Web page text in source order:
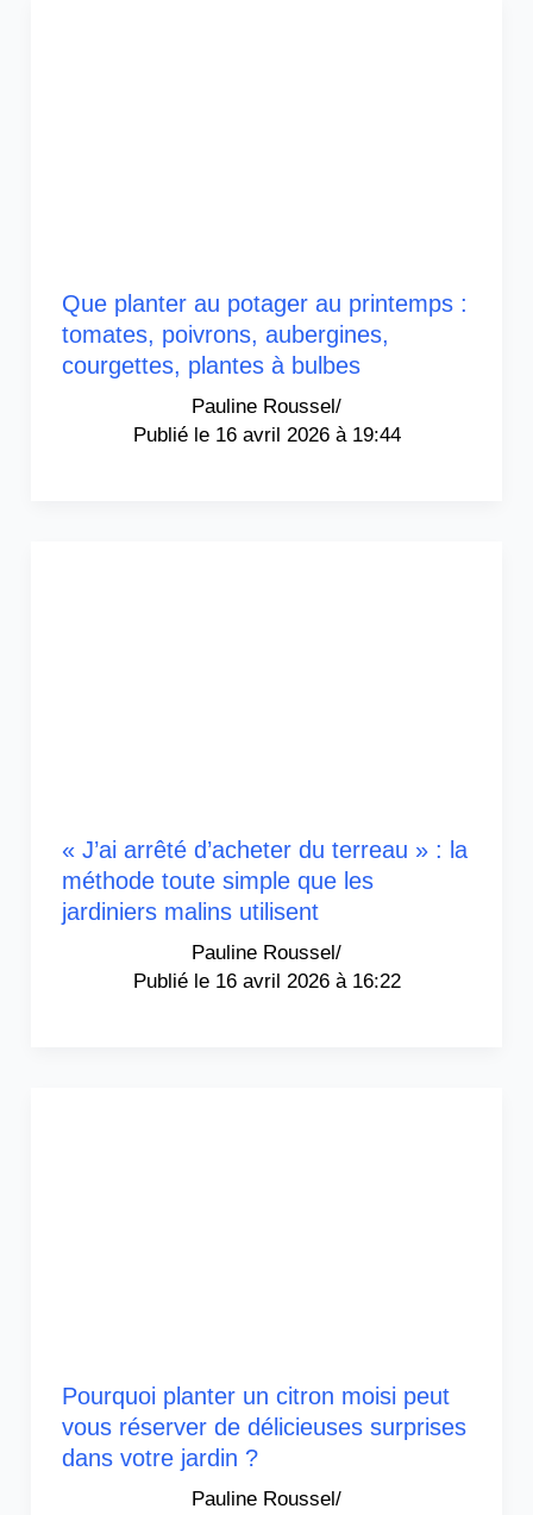
Que planter au potager au printemps :
tomates, poivrons, aubergines,
courgettes, plantes à bulbes
Pauline Roussel/
16 avril 2026 à 19:44
« J’ai arrêté d’acheter du terreau » : la
méthode toute simple que les
jardiniers malins utilisent
Pauline Roussel/
16 avril 2026 à 16:22
Pourquoi planter un citron moisi peut
vous réserver de délicieuses surprises
dans votre jardin ?
Pauline Roussel/